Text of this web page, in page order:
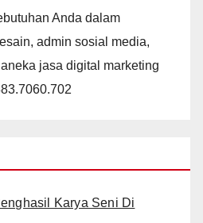
Anda dalam
admin sosial media,
jasa digital marketing
Karya Seni Di